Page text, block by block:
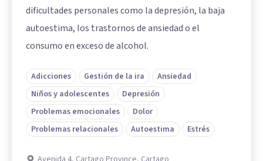
dificultades personales como la depresión, la baja
autoestima, los trastornos de ansiedad o el
consumo en exceso de alcohol.
Adicciones Gestión de la ira
Ansiedad
Niños y adolescentes
Depresión
Problemas emocionales
Dolor
Problemas relacionales
Autoestima Estrés